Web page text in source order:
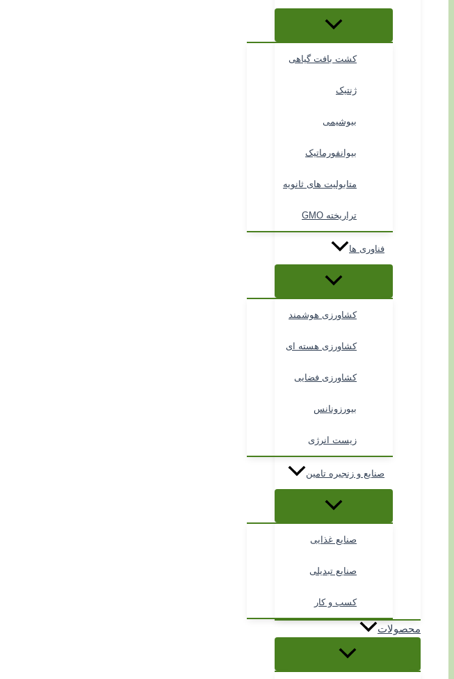
کشت بافت گیاهی
ژنتیک
بیوشیمی
بیوانفورماتیک
متابولیت های ثانویه
تراریخته GMO
فناوری ها
کشاورزی هوشمند
کشاورزی هسته ای
کشاورزی فضایی
بیورزونانس
زیست انرژی
صنایع و زنجیره تامین
صنایع غذایی
صنایع تبدیلی
کسب و کار
محصولات